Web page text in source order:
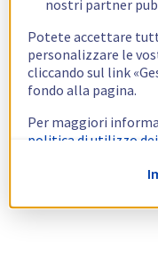
nostri partner
Potete accettare
personalizzare le
cliccando sul link
fondo alla pagina.
Per maggiori
politica di utilizzo dei